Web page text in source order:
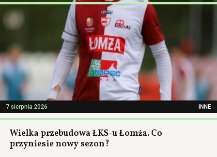
7 sierpnia 2026 INNE
Wielka przebudowa ŁKS-u Łomża. Co
przyniesie nowy sezon?